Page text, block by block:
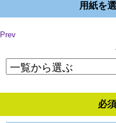
用紙を
Prev
必